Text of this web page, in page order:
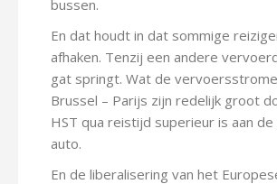
bussen.
En dat houdt in dat sommige
afhaken. Tenzij een andere
gat springt. Wat de
Brussel – Parijs zijn redelijk groot
HST qua reistijd superieur is aan
auto.
En de liberalisering van het